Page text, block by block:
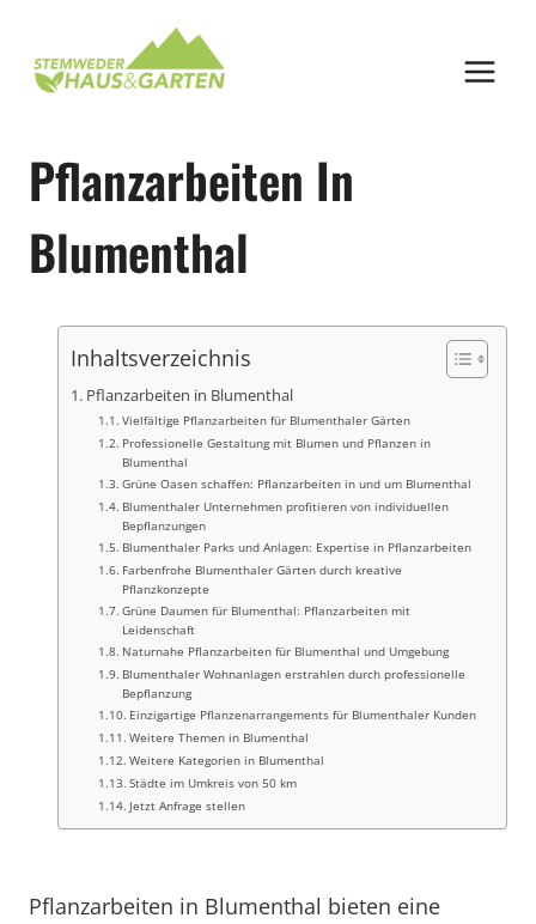
springen
Pflanzarbeiten In
Blumenthal
Inhaltsverzeichnis
Pflanzarbeiten in Blumenthal
Vielfältige Pflanzarbeiten für Blumenthaler Gärten
Professionelle Gestaltung mit Blumen und Pflanzen in
Blumenthal
Grüne Oasen schaffen: Pflanzarbeiten in und um Blumenthal
Blumenthaler Unternehmen profitieren von individuellen
Bepflanzungen
Blumenthaler Parks und Anlagen: Expertise in Pflanzarbeiten
Farbenfrohe Blumenthaler Gärten durch kreative
Pflanzkonzepte
Grüne Daumen für Blumenthal: Pflanzarbeiten mit
Leidenschaft
Naturnahe Pflanzarbeiten für Blumenthal und Umgebung
Blumenthaler Wohnanlagen erstrahlen durch professionelle
Bepflanzung
Einzigartige Pflanzenarrangements für Blumenthaler Kunden
Weitere Themen in Blumenthal
Weitere Kategorien in Blumenthal
Städte im Umkreis von 50 km
Jetzt Anfrage stellen
Pflanzarbeiten in Blumenthal bieten eine